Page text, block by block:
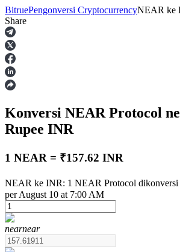
Berjangka
USDT Berjangka
Kontrak berjangka menggunakan
BitruePengonversi CryptocurrencyNEAR ke
Share
Konversi NEAR Protocol
Rupee INR
1 NEAR = ₹157.62 INR
NEAR ke INR: 1 NEAR Protocol dikonversi
per August 10 at 7:00 AM
nearnear